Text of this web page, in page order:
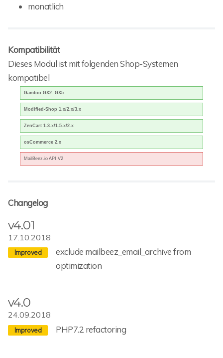
monatlich
Kompatibilität
Dieses Modul ist mit folgenden Shop-Systemen
kompatibel
Gambio GX2..GX5
Modified-Shop 1.x/2.x/3.x
ZenCart 1.3.x/1.5.x/2.x
osCommerce 2.x
MailBeez.io API V2
Changelog
v4.01
17.10.2018
exclude mailbeez_email_archive from
optimization
v4.0
24.09.2018
PHP7.2 refactoring